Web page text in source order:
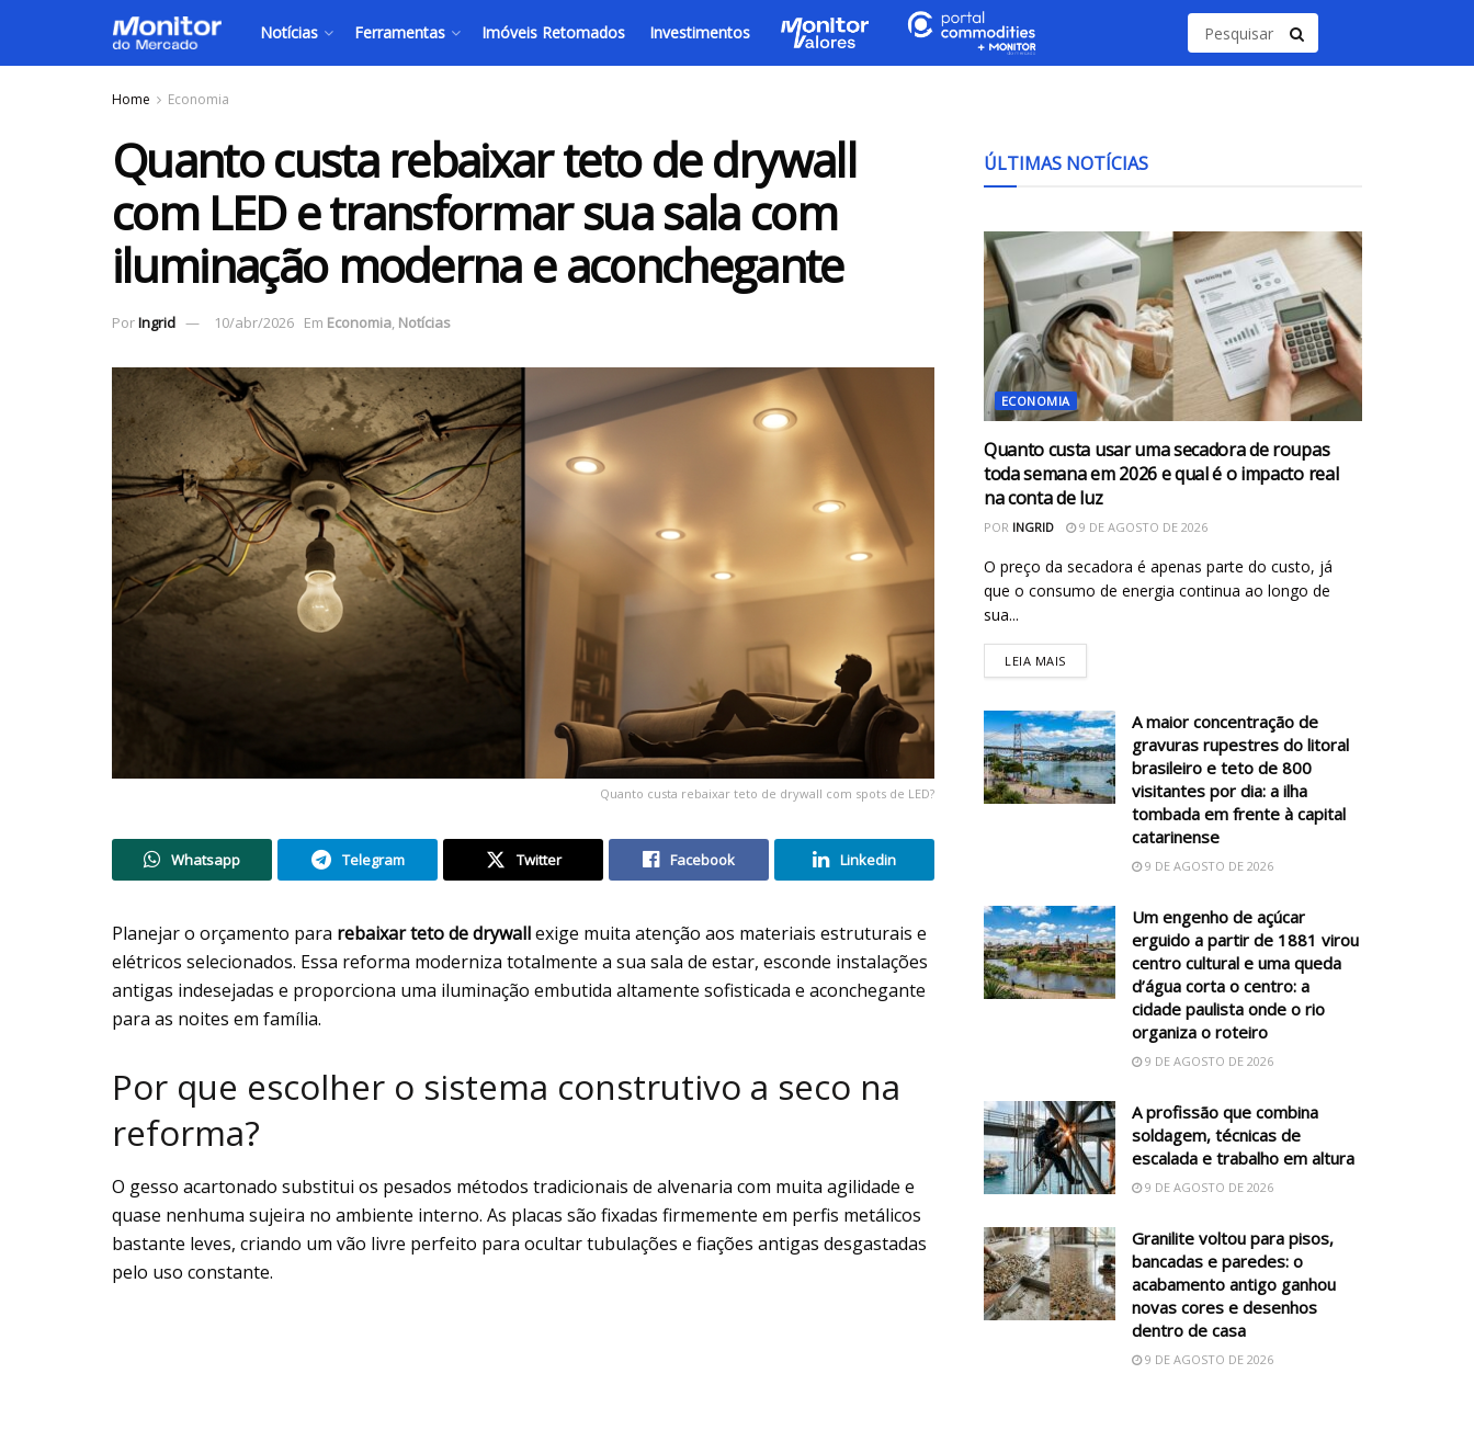
Notícias Ferramentas Imóveis Retomados Investimentos
Home Economia
Quanto custa rebaixar teto de drywall
com LED e transformar sua sala com
iluminação moderna e aconchegante
PorIngrid 10/abr/2026 Em Economia, Notícias
Quanto custa rebaixar teto de drywall com spots de LED?
Whatsapp Telegram Twitter Facebook Linkedin
Planejar o orçamento para rebaixar teto de drywallexige muita atenção aos materiais estruturais e
elétricos selecionados. Essa reforma moderniza totalmente a sua sala de estar, esconde instalações
antigas indesejadas e proporciona uma iluminação embutida altamente sofisticada e aconchegante
para as noites em família.
Por que escolher o sistema construtivo a seco na
reforma?
O gesso acartonado substitui os pesados métodos tradicionais de alvenaria com muita agilidade e
quase nenhuma sujeira no ambiente interno. As placas são fixadas firmemente em perfis metálicos
bastante leves, criando um vão livre perfeito para ocultar tubulações e fiações antigas desgastadas
pelo uso constante.
ÚLTIMAS NOTÍCIAS
ECONOMIA
Quanto custa usar uma secadora de roupas
toda semana em 2026 e qual é o impacto real
na conta de luz
POR INGRID 9 DE AGOSTO DE 2026
O preço da secadora é apenas parte do custo, já
que o consumo de energia continua ao longo de
sua...
LEIA MAIS
A maior concentração de
gravuras rupestres do litoral
brasileiro e teto de 800
visitantes por dia: a ilha
tombada em frente à capital
catarinense
9 DE AGOSTO DE 2026
Um engenho de açúcar
erguido a partir de 1881 virou
centro cultural e uma queda
d’água corta o centro: a
cidade paulista onde o rio
organiza o roteiro
9 DE AGOSTO DE 2026
A profissão que combina
soldagem, técnicas de
escalada e trabalho em altura
9 DE AGOSTO DE 2026
Granilite voltou para pisos,
bancadas e paredes: o
acabamento antigo ganhou
novas cores e desenhos
dentro de casa
9 DE AGOSTO DE 2026